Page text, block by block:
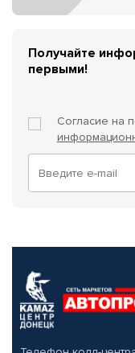
Получайте
первыми!
Согласие на